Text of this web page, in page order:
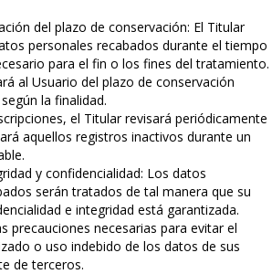
del plazo de conservación: El Titular
personales recabados durante el tiempo
para el fin o los fines del tratamiento.
al Usuario del plazo de conservación
la finalidad.
el Titular revisará periódicamente
aquellos registros inactivos durante un
y confidencialidad: Los datos
serán tratados de tal manera que su
e integridad está garantizada.
precauciones necesarias para evitar el
o uso indebido de los datos de sus
de terceros.